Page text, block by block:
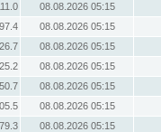
08.08.2026 05:15
08.08.2026 05:15
08.08.2026 05:15
08.08.2026 05:15
08.08.2026 05:15
08.08.2026 05:15
08.08.2026 05:15